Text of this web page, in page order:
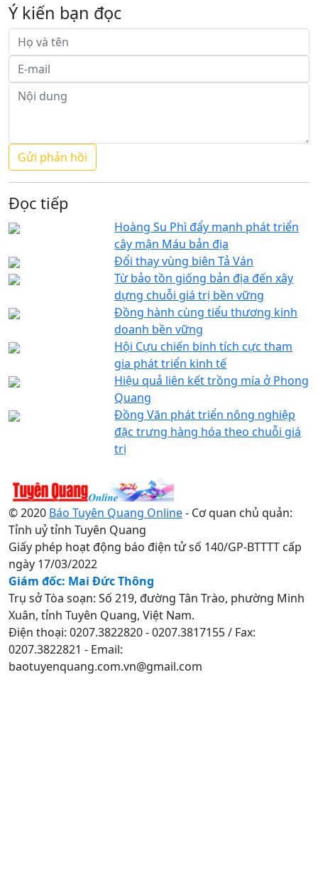
Ý kiến bạn đọc
Đọc tiếp
Hoàng Su Phì đẩy mạnh phát triển
cây mận Máu bản địa
Đổi thay vùng biên Tả Ván
Từ bảo tồn giống bản địa đến xây
dựng chuỗi giá trị bền vững
Đồng hành cùng tiểu thương kinh
doanh bền vững
Hội Cựu chiến binh tích cực tham
gia phát triển kinh tế
Hiệu quả liên kết trồng mía ở Phong
Quang
Đồng Văn phát triển nông nghiệp
đặc trưng hàng hóa theo chuỗi giá
trị
© 2020 Báo Tuyên Quang Online- Cơ quan chủ quản:
Tỉnh uỷ tỉnh Tuyên Quang
Giấy phép hoạt động báo điện tử số 140/GP-BTTTT cấp
ngày 17/03/2022
Giám đốc: Mai Đức Thông
Trụ sở Tòa soạn: Số 219, đường Tân Trào, phường Minh
Xuân, tỉnh Tuyên Quang, Việt Nam.
Điện thoại: 0207.3822820 - 0207.3817155 / Fax:
0207.3822821 - Email:
baotuyenquang.com.vn@gmail.com